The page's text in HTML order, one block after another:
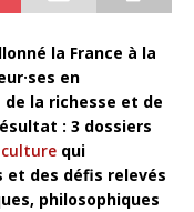
la France à la
en
la richesse et de
: 3 dossiers
qui
et des défis relevés
philosophiques